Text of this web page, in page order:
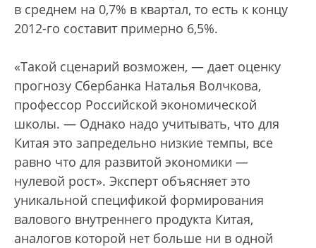
в среднем на 0,7% в квартал, то есть к концу
2012-го составит примерно 6,5%.
«Такой сценарий возможен, — дает оценку
прогнозу Сбербанка Наталья Волчкова,
профессор Российской экономической
школы. — Однако надо учитывать, что для
Китая это запредельно низкие темпы, все
равно что для развитой экономики —
нулевой рост». Эксперт объясняет это
уникальной спецификой формирования
валового внутреннего продукта Китая,
аналогов которой нет больше ни в одной